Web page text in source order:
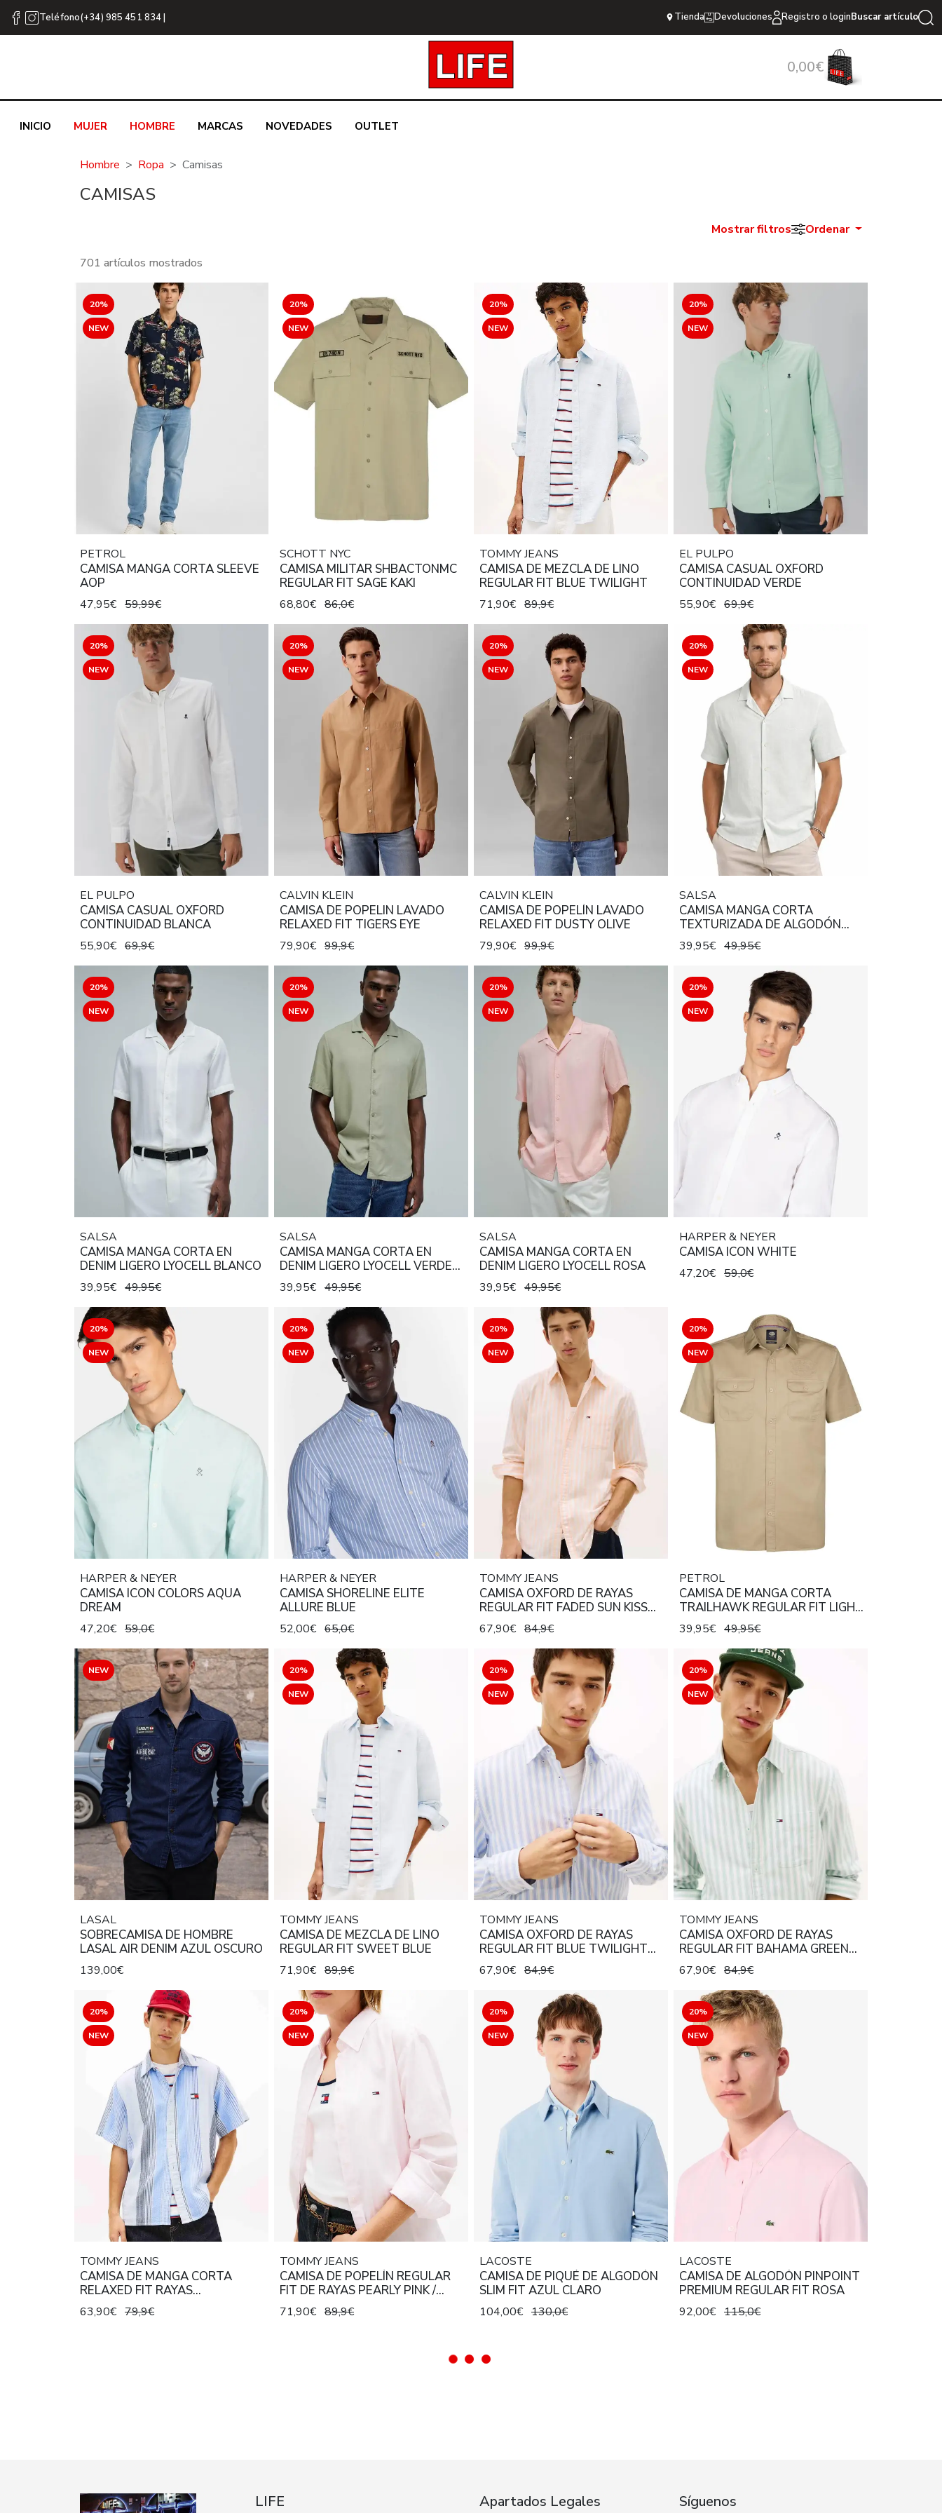
Teléfono(+34) 985 451 834 | Tienda Devoluciones Registro o loginBuscar artículo
0,00€
INICIO MUJER HOMBRE MARCAS NOVEDADES OUTLET
Hombre Ropa Camisas
CAMISAS
Mostrar filtros Ordenar
701 artículos mostrados
20%
NEW
PETROL
CAMISA MANGA CORTA SLEEVE
AOP
47,95€ 59,99€
20%
NEW
SCHOTT NYC
CAMISA MILITAR SHBACTONMC
REGULAR FIT SAGE KAKI
68,80€ 86,0€
20%
NEW
TOMMY JEANS
CAMISA DE MEZCLA DE LINO
REGULAR FIT BLUE TWILIGHT
71,90€ 89,9€
20%
NEW
EL PULPO
CAMISA CASUAL OXFORD
CONTINUIDAD VERDE
55,90€ 69,9€
20%
NEW
EL PULPO
CAMISA CASUAL OXFORD
CONTINUIDAD BLANCA
55,90€ 69,9€
20%
NEW
CALVIN KLEIN
CAMISA DE POPELIN LAVADO
RELAXED FIT TIGERS EYE
79,90€ 99,9€
20%
NEW
CALVIN KLEIN
CAMISA DE POPELÍN LAVADO
RELAXED FIT DUSTY OLIVE
79,90€ 99,9€
20%
NEW
SALSA
CAMISA MANGA CORTA
TEXTURIZADA DE ALGODÓN
CON EFECTO LINO BLANCO
39,95€ 49,95€
20%
NEW
SALSA
CAMISA MANGA CORTA EN
DENIM LIGERO LYOCELL BLANCO
39,95€ 49,95€
20%
NEW
SALSA
CAMISA MANGA CORTA EN
DENIM LIGERO LYOCELL VERDE
CAQUI
39,95€ 49,95€
20%
NEW
SALSA
CAMISA MANGA CORTA EN
DENIM LIGERO LYOCELL ROSA
39,95€ 49,95€
20%
NEW
HARPER & NEYER
CAMISA ICON WHITE
47,20€ 59,0€
20%
NEW
HARPER & NEYER
CAMISA ICON COLORS AQUA
DREAM
47,20€ 59,0€
20%
NEW
HARPER & NEYER
CAMISA SHORELINE ELITE
ALLURE BLUE
52,00€ 65,0€
20%
NEW
TOMMY JEANS
CAMISA OXFORD DE RAYAS
REGULAR FIT FADED SUN KISS
STRIPE
67,90€ 84,9€
20%
NEW
PETROL
CAMISA DE MANGA CORTA
TRAILHAWK REGULAR FIT LIGHT
TAN
39,95€ 49,95€
NEW
LASAL
SOBRECAMISA DE HOMBRE
LASAL AIR DENIM AZUL OSCURO
139,00€
20%
NEW
TOMMY JEANS
CAMISA DE MEZCLA DE LINO
REGULAR FIT SWEET BLUE
71,90€ 89,9€
20%
NEW
TOMMY JEANS
CAMISA OXFORD DE RAYAS
REGULAR FIT BLUE TWILIGHT
STRIPE
67,90€ 84,9€
20%
NEW
TOMMY JEANS
CAMISA OXFORD DE RAYAS
REGULAR FIT BAHAMA GREEN
STRIPE
67,90€ 84,9€
20%
NEW
TOMMY JEANS
CAMISA DE MANGA CORTA
RELAXED FIT RAYAS
MULTICOLOR SWEET BLUE
STRIPE
63,90€ 79,9€
20%
NEW
TOMMY JEANS
CAMISA DE POPELÍN REGULAR
FIT DE RAYAS PEARLY PINK /
STRIPE
71,90€ 89,9€
20%
NEW
LACOSTE
CAMISA DE PIQUÉ DE ALGODÓN
SLIM FIT AZUL CLARO
104,00€ 130,0€
20%
NEW
LACOSTE
CAMISA DE ALGODÓN PINPOINT
PREMIUM REGULAR FIT ROSA
92,00€ 115,0€
LIFE Apartados Legales Síguenos